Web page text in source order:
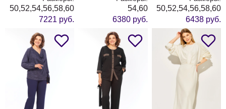
50,52,54,56,58,60
7221 руб.
54,60
6380 руб.
50,52,54,56,58,60
6438 руб.